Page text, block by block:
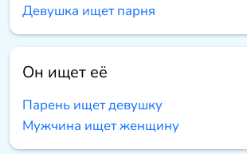
Девушка ищет парня
Он ищет её
Парень ищет девушку
Мужчина ищет женщину